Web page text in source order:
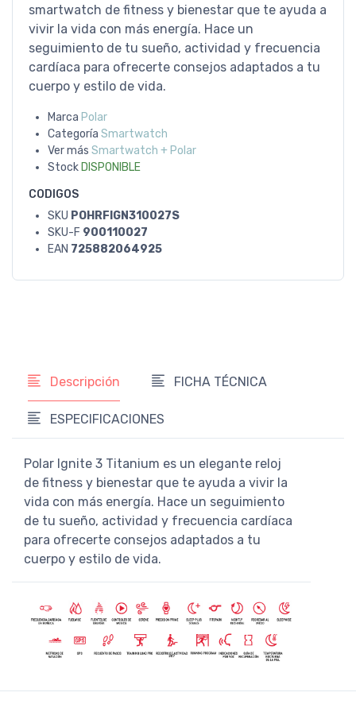
smartwatch de fitness y bienestar que te ayuda a
vivir la vida con más energía. Hace un
seguimiento de tu sueño, actividad y frecuencia
cardíaca para ofrecerte consejos adaptados a tu
cuerpo y estilo de vida.
Marca Polar
Categoría Smartwatch
Ver más Smartwatch + Polar
Stock DISPONIBLE
CODIGOS
SKU POHRFIGN310027S
SKU-F 900110027
EAN 725882064925
Descripción FICHA TÉCNICA
ESPECIFICACIONES
Polar Ignite 3 Titanium es un elegante reloj
de fitness y bienestar que te ayuda a vivir la
vida con más energía. Hace un seguimiento
de tu sueño, actividad y frecuencia cardíaca
para ofrecerte consejos adaptados a tu
cuerpo y estilo de vida.